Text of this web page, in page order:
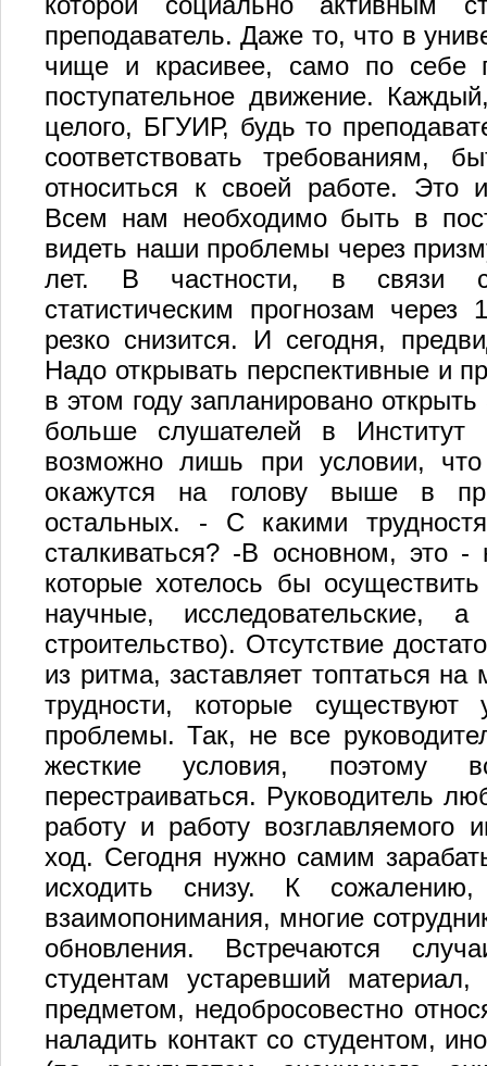
преподаватель. Даже то, что в
чище и красивее, само по себе
поступательное движение.
целого, БГУИР, будь то
соответствовать требованиям,
относиться к своей работе. Это
Всем нам необходимо быть в
видеть наши проблемы через
лет. В частности, в связи
статистическим прогнозам
резко снизится. И сегодня,
Надо открывать перспективные и
в этом году запланировано
больше слушателей в
возможно лишь при условии, что
окажутся на голову выше в
остальных. - С какими
сталкиваться? -В основном, это -
которые хотелось бы
научные, исследовательские,
строительство). Отсутствие
из ритма, заставляет топтаться
трудности, которые
проблемы. Так, не все
жесткие условия, поэтому
перестраиваться. Руководитель
работу и работу возглавляемого
ход. Сегодня нужно самим
исходить снизу. К
взаимопонимания, многие
обновления. Встречаются
студентам устаревший
предметом, недобросовестно
наладить контакт со студентом,